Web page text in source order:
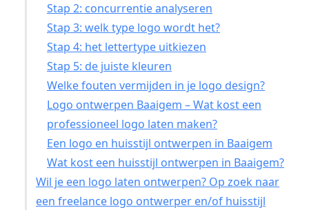
Stap 2: concurrentie analyseren
Stap 3: welk type logo wordt het?
Stap 4: het lettertype uitkiezen
Stap 5: de juiste kleuren
Welke fouten vermijden in je logo design?
Logo ontwerpen Baaigem – Wat kost een
professioneel logo laten maken?
Een logo en huisstijl ontwerpen in Baaigem
Wat kost een huisstijl ontwerpen in Baaigem?
Wil je een logo laten ontwerpen? Op zoek naar
een freelance logo ontwerper en/of huisstijl